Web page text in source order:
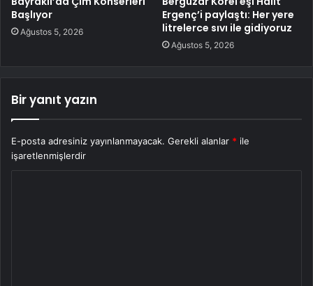
Başlıyor
Ağustos 5, 2026
Ergenç’i paylaştı: Her yere
litrelerce sıvı ile gidiyoruz
Ağustos 5, 2026
Bir yanıt yazın
E-posta adresiniz yayınlanmayacak. Gerekli alanlar * ile
işaretlenmişlerdir